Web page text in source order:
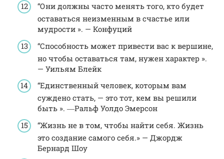
“Они должны часто менять того, кто будет
оставаться неизменным в счастье или
мудрости ». — Конфуций
“Способность может привести вас к вершине,
но чтобы оставаться там, нужен характер ».
— Уильям Блейк
“Единственный человек, которым вам
суждено стать, — это тот, кем вы решили
быть ». ―Ральф Уолдо Эмерсон
“Жизнь не в том, чтобы найти себя. Жизнь
это создание самого себя.» — Джордж
Бернард Шоу